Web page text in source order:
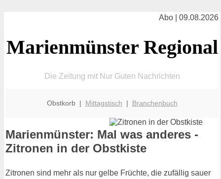
Abo | 09.08.2026
Marienmünster Regional
Die Zeitung mit Nur Guten Nachrichten
Obstkorb | Mittagstisch | Branchenbuch
Marienmünster: Mal was anderes -
Zitronen in der Obstkiste
Zitronen sind mehr als nur gelbe Früchte, die zufällig sauer